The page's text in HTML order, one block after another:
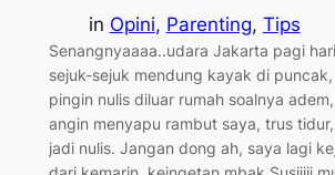
in Opini, Parenting, Tips
Senangnyaaaa..udara Jakarta pagi
sejuk-sejuk mendung kayak di
pingin nulis diluar rumah soalnya
angin menyapu rambut saya, trus
jadi nulis. Jangan dong ah, saya lagi